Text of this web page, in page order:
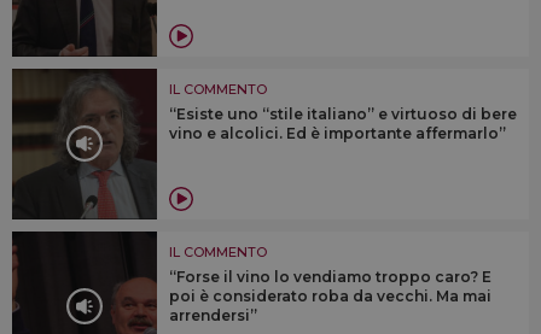
IL COMMENTO
“Esiste uno “stile italiano” e virtuoso di bere
vino e alcolici. Ed è importante affermarlo”
IL COMMENTO
“Forse il vino lo vendiamo troppo caro? E
poi è considerato roba da vecchi. Ma mai
arrendersi”